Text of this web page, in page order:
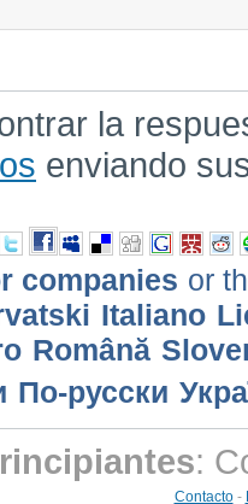
la
enviando
companies or
Italiano
Română
По-русски
:
Contacto-